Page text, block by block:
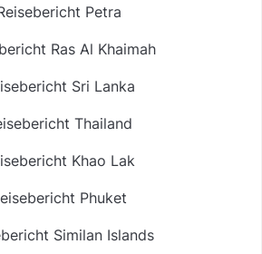
Petra
Ras Al Khaimah
Sri Lanka
Thailand
Khao Lak
Phuket
Similan Islands